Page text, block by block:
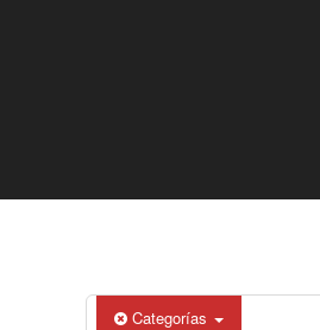
Categorías
6:00 am